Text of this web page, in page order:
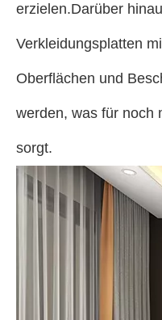
erzielen.Darüber
Verkleidungsplatten
Oberflächen und
werden, was für noch
sorgt.